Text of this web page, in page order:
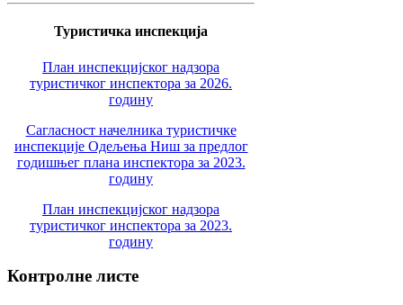
Туристичка инспекција
План инспекцијског надзора
туристичког инспектора за 2026.
годину
Сагласност начелника туристичке
инспекције Одељења Ниш за предлог
годишњег плана инспектора за 2023.
годину
План инспекцијског надзора
туристичког инспектора за 2023.
годину
Контролне листе